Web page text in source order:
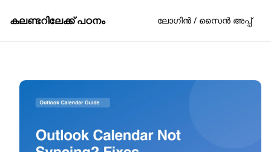
കലണ്ടറിലേക്ക് പഠനം ലോഗിൻ / സൈൻ അപ്പ്